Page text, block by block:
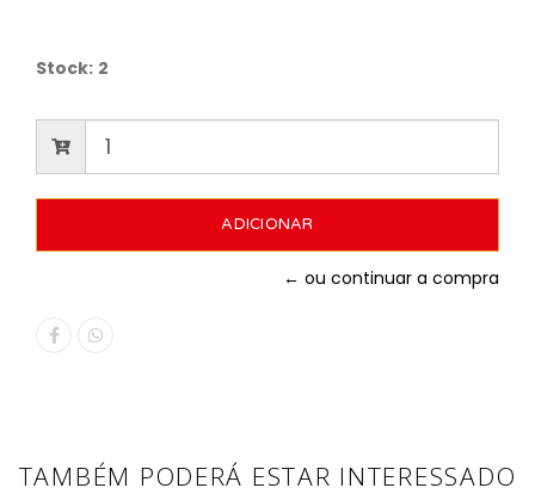
Stock: 2
← ou continuar a compra
TAMBÉM PODERÁ ESTAR INTERESSADO